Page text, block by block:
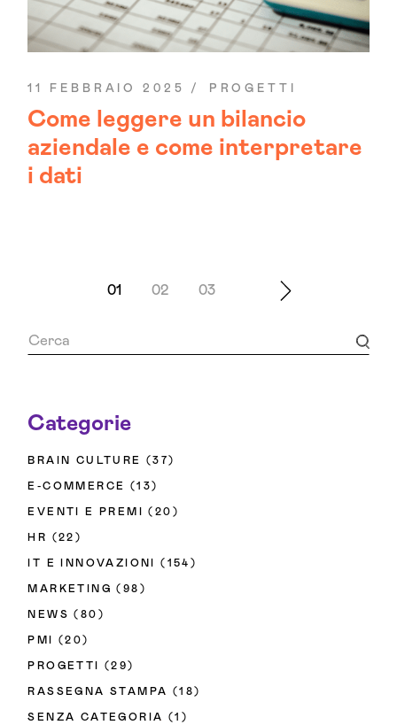
11 FEBBRAIO 2025 PROGETTI
Come leggere un bilancio
aziendale e come interpretare
i dati
01 02 03
Categorie
BRAIN CULTURE (37)
E-COMMERCE (13)
EVENTI E PREMI (20)
HR (22)
IT E INNOVAZIONI (154)
MARKETING (98)
NEWS (80)
PMI (20)
PROGETTI (29)
RASSEGNA STAMPA (18)
SENZA CATEGORIA (1)